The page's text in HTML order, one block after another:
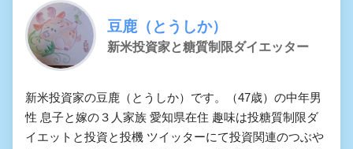
豆鹿（とうしか）
新米投資家と糖質制限ダイエッター
新米投資家の豆鹿（とうしか）です。（47歳）の中年男
性 息子と嫁の３人家族 愛知県在住 趣味は投糖質制限ダ
イエットと投資と投機 ツイッターにて投資関連のつぶや